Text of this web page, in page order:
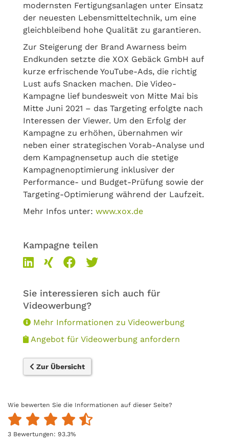
modernsten Fertigungsanlagen unter Einsatz
der neuesten Lebensmitteltechnik, um eine
gleichbleibend hohe Qualität zu garantieren.
Zur Steigerung der Brand Awarness beim
Endkunden setzte die XOX Gebäck GmbH auf
kurze erfrischende YouTube-Ads, die richtig
Lust aufs Snacken machen. Die Video-
Kampagne lief bundesweit von Mitte Mai bis
Mitte Juni 2021 – das Targeting erfolgte nach
Interessen der Viewer. Um den Erfolg der
Kampagne zu erhöhen, übernahmen wir
neben einer strategischen Vorab-Analyse und
dem Kampagnensetup auch die stetige
Kampagnenoptimierung inklusiver der
Performance- und Budget-Prüfung sowie der
Targeting-Optimierung während der Laufzeit.
Mehr Infos unter: www.xox.de
Kampagne teilen
Sie interessieren sich auch für
Videowerbung?
Mehr Informationen zu Videowerbung
Angebot für Videowerbung anfordern
Zur Übersicht
Wie bewerten Sie die Informationen auf dieser Seite?
3 Bewertungen: 93.3%